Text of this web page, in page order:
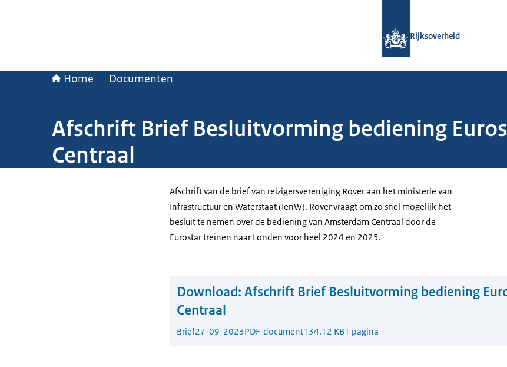
Rijksoverheid
Home Documenten
Afschrift Brief Besluitvorming bediening
Centraal
Afschrift van de brief van reizigersvereniging Rover aan het ministerie van
Infrastructuur en Waterstaat (IenW). Rover vraagt om zo snel mogelijk het
besluit te nemen over de bediening van Amsterdam Centraal door de
Eurostar treinen naar Londen voor heel 2024 en 2025.
Download: Afschrift Brief Besluitvorming bediening
Centraal
Brief27-09-2023PDF-document134.12 KB1 pagina